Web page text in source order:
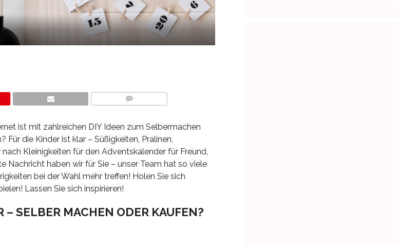
ist mit zahlreichen DIY Ideen zum Selbermachen
die Kinder ist klar – Süßigkeiten, Pralinen,
Kleinigkeiten für den Adventskalender für Freund,
Nachricht haben wir für Sie – unser Team hat so viele
bei der Wahl mehr treffen! Holen Sie sich
Lassen Sie sich inspirieren!
SELBER MACHEN ODER KAUFEN?